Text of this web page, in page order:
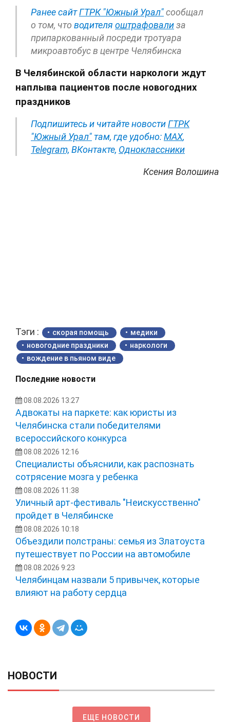
Ранее сайтГТРК "Южный Урал"сообщал
о том, что водителя оштрафовализа
припаркованный посреди тротуара
микроавтобус в центре Челябинска
В Челябинской области наркологи ждут
наплыва пациентов после новогодних
праздников
Подпишитесь и читайте новостиГТРК
"Южный Урал" там, где удобно:МАХ,
Telegram, ВКонтакте, Одноклассники
Ксения Волошина
Тэги : скорая помощь
медики
новогодние праздники
наркологи
вождение в пьяном виде
Последние новости
08.08.2026 13:27
Адвокаты на паркете: как юристы из
Челябинска стали победителями
всероссийского конкурса
08.08.2026 12:16
Специалисты объяснили, как распознать
сотрясение мозга у ребенка
08.08.2026 11:38
Уличный арт-фестиваль "Неискусственно"
пройдет в Челябинске
08.08.2026 10:18
Объездили полстраны: семья из Златоуста
путешествует по России на автомобиле
08.08.2026 9:23
Челябинцам назвали 5 привычек, которые
влияют на работу сердца
НОВОСТИ
ЕЩЕ НОВОСТИ